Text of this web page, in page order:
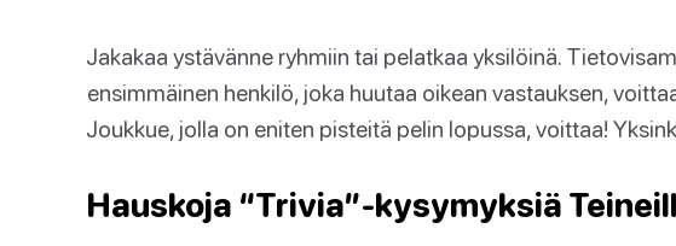
Jakakaa ystävänne ryhmiin tai pelatkaa yksilöinä.
ensimmäinen henkilö, joka huutaa oikean vastauksen,
Joukkue, jolla on eniten pisteitä pelin lopussa, voittaa!
Hauskoja “Trivia”-kysymyksiä